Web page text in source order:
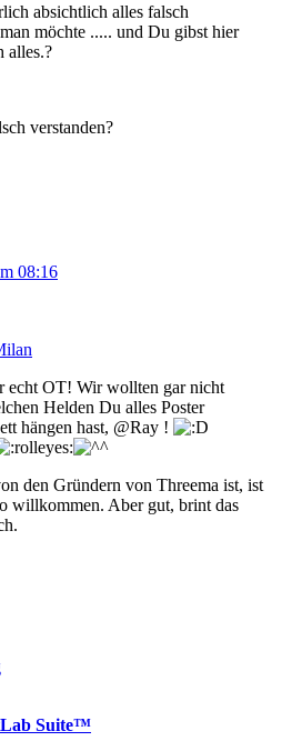
absichtlich alles falsch
möchte ..... und Du gibst hier
alles.?
verstanden?
08:16
echt OT! Wir wollten gar nicht
Helden Du alles Poster
hängen hast, @Ray !
den Gründern von Threema ist, ist
willkommen. Aber gut, brint das
Suite™